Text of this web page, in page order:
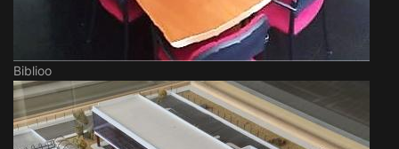
Biblioo